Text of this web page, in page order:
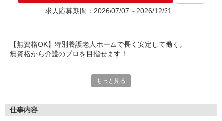
求人応募期間：2026/07/07～2026/12/31
【無資格OK】特別養護老人ホームで長く安定して働く。
無資格から介護のプロを目指せます！
チームメンバーとして歓迎します！
もっと見る
仕事内容